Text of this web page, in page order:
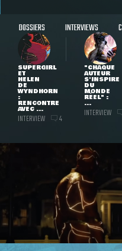
DOSSIERS INTERVIEWS
SUPERGIRL
ET
HELEN
DE
WYNDHORN
:
RENCONTRE
AVEC ...
INTERVIEW 4
"CHAQUE
AUTEUR
S'INSPIRE
DU
MONDE
RÉEL" :
...
INTERVIEW